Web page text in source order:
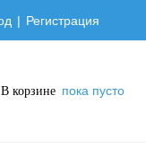
Регистрация
В корзине пока пусто